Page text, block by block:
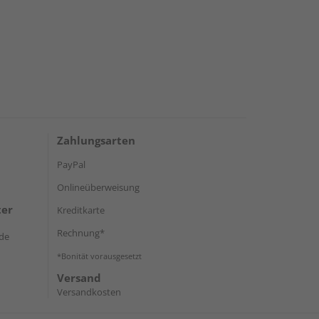
Zahlungsarten
PayPal
Onlineüberweisung
Kreditkarte
Rechnung*
*Bonität vorausgesetzt
Versand
Versandkosten